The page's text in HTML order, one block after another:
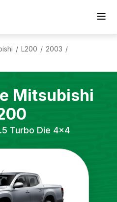
/ L200 / 2003 /
Mitsubishi
Turbo Die 4x4